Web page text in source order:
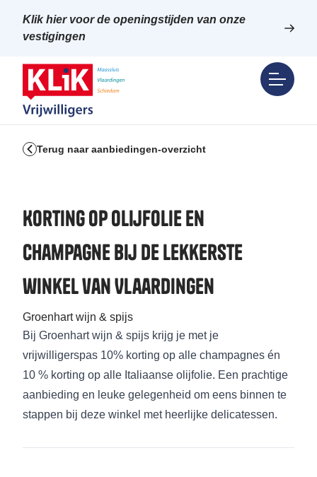
Klik hier voor de openingstijden van onze
vestigingen
Terug naar aanbiedingen-overzicht
Korting op olijfolie en
champagne bij de lekkerste
winkel van Vlaardingen
Groenhart wijn & spijs
Bij Groenhart wijn & spijs krijg je met je
vrijwilligerspas 10% korting op alle champagnes én
10 % korting op alle Italiaanse olijfolie. Een prachtige
aanbieding en leuke gelegenheid om eens binnen te
stappen bij deze winkel met heerlijke delicatessen.